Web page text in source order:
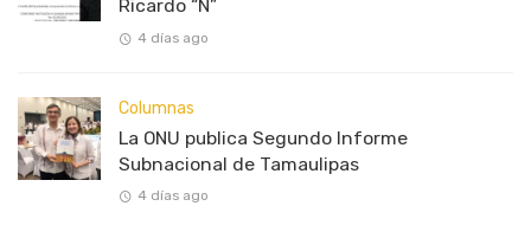
Ricardo “N”
4 días ago
Columnas
La ONU publica Segundo Informe
Subnacional de Tamaulipas
4 días ago